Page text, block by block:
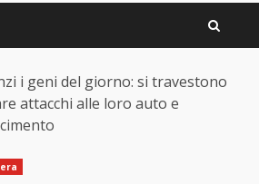
i geni del giorno: si travestono
attacchi alle loro auto e